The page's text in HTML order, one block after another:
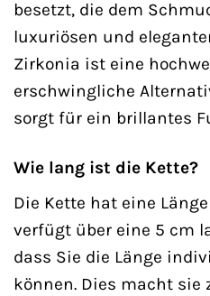
besetzt, die dem
luxuriösen und
Zirkonia ist eine
erschwingliche
sorgt für ein brillantes
Wie lang ist die Kette?
Die Kette hat eine
verfügt über eine 5 cm
dass Sie die Länge
können. Dies macht